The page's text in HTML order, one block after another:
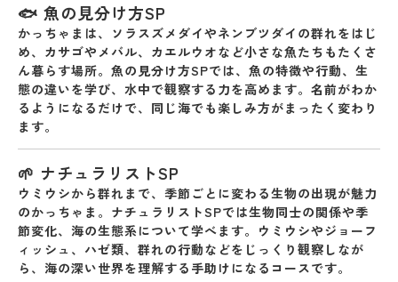
🐟 魚の見分け方SP
かっちゃまは、 ソラスズメダイやネンブツダイの群れをはじ
め、 カサゴやメバル、カエルウオなど小さな魚たちもたくさ
ん暮らす場所。魚の見分け方SPでは、魚の特徴や行動、生
態の違いを学び、水中で観察する力を高めます。名前がわか
るようになるだけで、同じ海でも楽しみ方がまったく変わり
ます。
🌱 ナチュラリストSP
ウミウシから群れまで、季節ごとに変わる生物の出現が魅力
のかっちゃま。ナチュラリストSPでは生物同士の関係や季
節変化、海の生態系について学べます。ウミウシやジョーフ
ィッシュ、ハゼ類、群れの行動などをじっくり観察しなが
ら、海の深い世界を理解する手助けになるコースです。